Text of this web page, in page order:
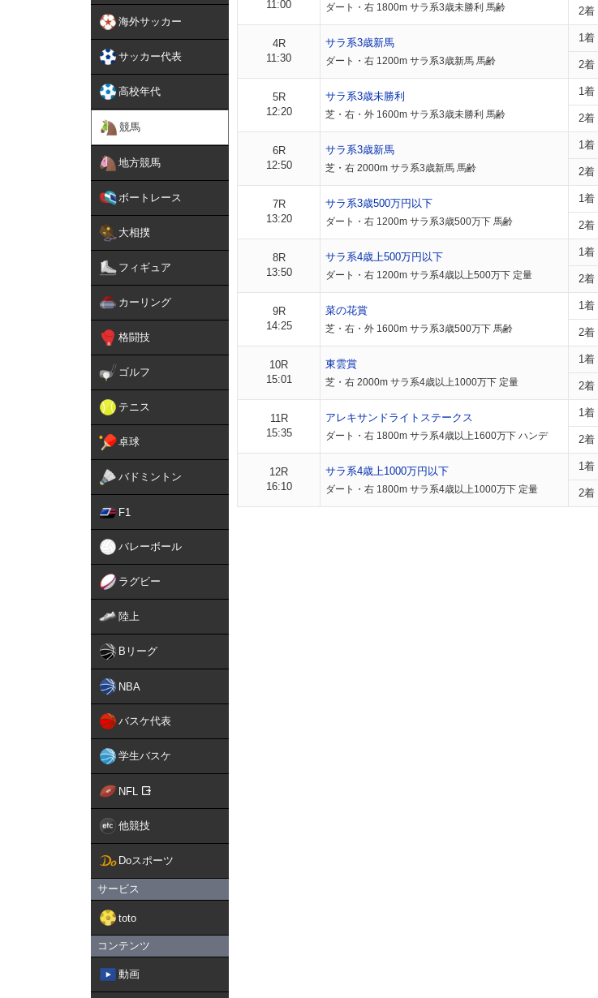
海外サッカー
サッカー代表
高校年代
競馬
地方競馬
ボートレース
大相撲
フィギュア
カーリング
格闘技
ゴルフ
テニス
卓球
バドミントン
F1
バレーボール
ラグビー
陸上
Bリーグ
NBA
バスケ代表
学生バスケ
NFL
他競技
Doスポーツ
サービス
toto
コンテンツ
動画
11:00
ダート・右 1800m サラ系3歳未勝利 馬齢 2着
4R
11:30
サラ系3歳新馬
ダート・右 1200m サラ系3歳新馬 馬齢
1着
2着
5R
12:20
サラ系3歳未勝利
芝・右・外 1600m サラ系3歳未勝利 馬齢
1着
2着
6R
12:50
サラ系3歳新馬
芝・右 2000m サラ系3歳新馬 馬齢
1着
2着
7R
13:20
サラ系3歳500万円以下
ダート・右 1200m サラ系3歳500万下 馬齢
1着
2着
8R
13:50
サラ系4歳上500万円以下
ダート・右 1200m サラ系4歳以上500万下 定量
1着
2着
9R
14:25
菜の花賞
芝・右・外 1600m サラ系3歳500万下 馬齢
1着
2着
10R
15:01
東雲賞
芝・右 2000m サラ系4歳以上1000万下 定量
1着
2着
11R
15:35
アレキサンドライトステークス
ダート・右 1800m サラ系4歳以上1600万下 ハンデ
1着
2着
12R
16:10
サラ系4歳上1000万円以下
ダート・右 1800m サラ系4歳以上1000万下 定量
1着
2着